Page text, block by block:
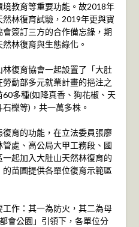
教育等重要功能。故2018年
林復育試驗，2019年更與寶
簽訂三方的合作備忘錄，期
林復育與生態綠化。
復育協會一起設置了「大肚
動部多元就業計畫的挹注之
多種(如降真香、狗花椒、天
櫟等)，共一萬多株。
育的功能，在立法委員張廖
處、高公局大甲工務段、國
起加入大肚山天然林復育的
苗圃提供各單位復育示範區
作：其一為防火，其二為母
會公園」引領下，各單位分